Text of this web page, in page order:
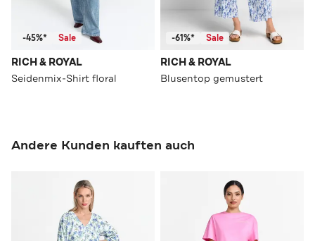
-45%* Sale
RICH & ROYAL
Seidenmix-Shirt floral
-61%* Sale
RICH & ROYAL
Blusentop gemustert
Andere Kunden kauften auch